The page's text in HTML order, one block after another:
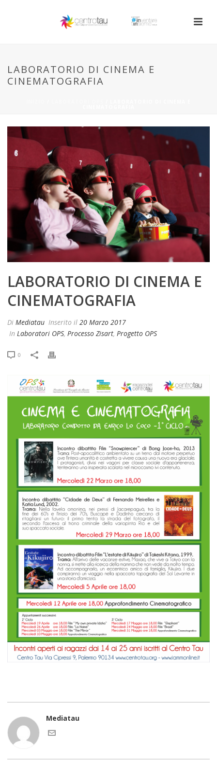
LABORATORIO DI CINEMA E
CINEMATOGRAFIA
LABORATORIO DI CINEMA E
CINEMATOGRAFIA
Di Mediatau Inserito il 20 Marzo 2017
In Laboratori OPS, Processo Zisart, Progetto OPS
0
Mediatau